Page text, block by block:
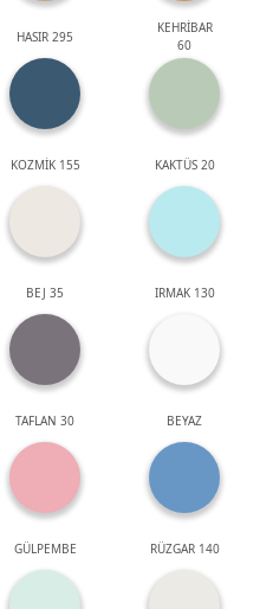
HASIR 295
KEHRİBAR
60
KOZMİK 155 KAKTÜS 20
BEJ 35 IRMAK 130
TAFLAN 30 BEYAZ
GÜLPEMBE RÜZGAR 140